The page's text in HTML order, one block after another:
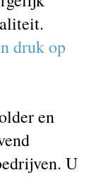
druk op
en
U